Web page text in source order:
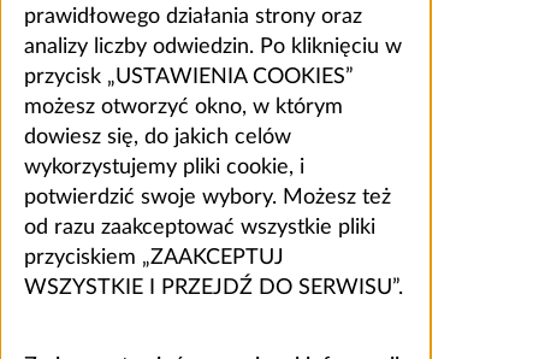
prawidłowego działania strony oraz
analizy liczby odwiedzin. Po kliknięciu w
przycisk „USTAWIENIA COOKIES”
możesz otworzyć okno, w którym
dowiesz się, do jakich celów
wykorzystujemy pliki cookie, i
potwierdzić swoje wybory. Możesz też
od razu zaakceptować wszystkie pliki
przyciskiem „ZAAKCEPTUJ
WSZYSTKIE I PRZEJDŹ DO SERWISU”.